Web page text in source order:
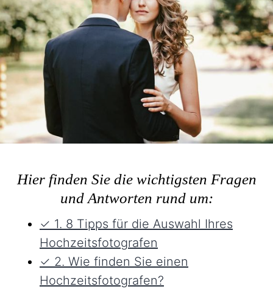
Hier finden Sie die wichtigsten Fragen
und Antworten rund um:
✓ 1. 8 Tipps für die Auswahl Ihres
Hochzeitsfotografen
✓ 2. Wie finden Sie einen
Hochzeitsfotografen?